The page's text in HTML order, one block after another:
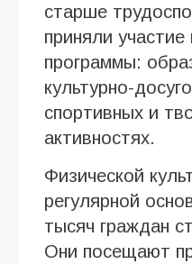
старше
приняли
программы:
культурно-
спортивных и
активностях.
Физической
регулярной
тысяч граждан
Они посещают